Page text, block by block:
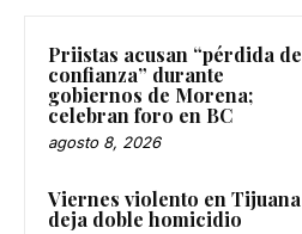
Priistas acusan “pérdida de
confianza” durante
gobiernos de Morena;
celebran foro en BC
agosto 8, 2026
Viernes violento en Tijuana
deja doble homicidio